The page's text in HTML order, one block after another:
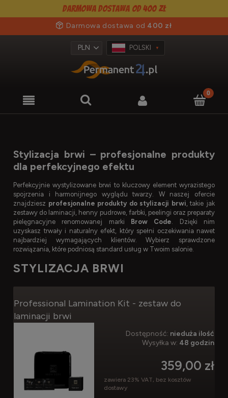
Darmowa dostawa od 400 zł
Darmowa dostawa od 400 zł
POLSKI
Stylizacja brwi – profesjonalne produkty
dla perfekcyjnego efektu
Perfekcyjnie wystylizowane brwi to kluczowy element wyrazistego
spojrzenia i harmonijnego wyglądu twarzy. W naszej ofercie
znajdziesz profesjonalne produkty do stylizacji brwi, takie jak
zestawy do laminacji, henny pudrowe, farbki, peelingi oraz preparaty
pielęgnacyjne renomowanej marki
Brow Code. Dzięki nim
uzyskasz trwały i naturalny efekt, który spełni oczekiwania nawet
najbardziej wymagających klientów. Wybierz sprawdzone
rozwiązania, które podniosą standard usług w Twoim salonie.
STYLIZACJA BRWI
Professional Lamination Kit - zestaw do
laminacji brwi
Dostępność: nieduża ilość
Wysyłka w: 48 godzin
359,00 zł
zawiera 23% VAT, bez kosztów
dostawy